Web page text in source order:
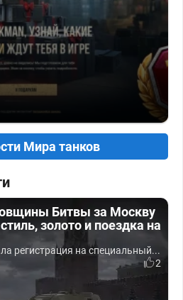
Мира танков
Битвы за Москву
золото и поездка на
регистрация на специальный...
2